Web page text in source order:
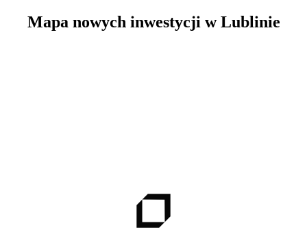
Mapa nowych inwestycji w Lublinie